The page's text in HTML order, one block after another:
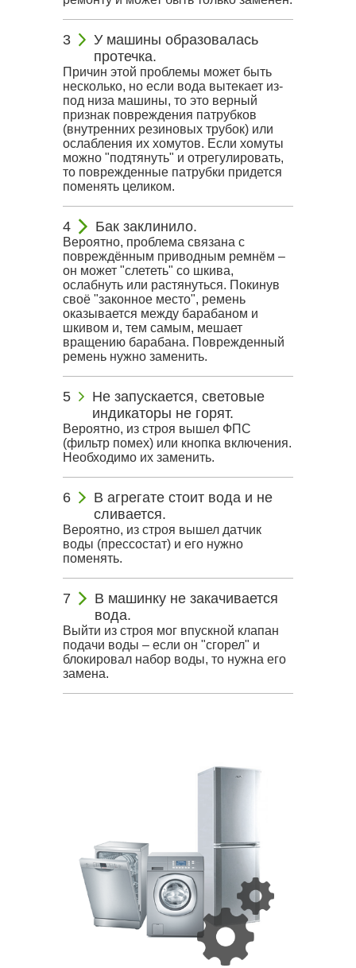
У машины образовалась
протечка.
Причин этой проблемы может быть
несколько, но если вода вытекает из-
под низа машины, то это верный
признак повреждения патрубков
(внутренних резиновых трубок) или
ослабления их хомутов. Если хомуты
можно "подтянуть" и отрегулировать,
то поврежденные патрубки придется
поменять целиком.
Бак заклинило.
Вероятно, проблема связана с
повреждённым приводным ремнём –
он может "слететь" со шкива,
ослабнуть или растянуться. Покинув
своё "законное место", ремень
оказывается между барабаном и
шкивом и, тем самым, мешает
вращению барабана. Поврежденный
ремень нужно заменить.
Не запускается, световые
индикаторы не горят.
Вероятно, из строя вышел ФПС
(фильтр помех) или кнопка включения.
Необходимо их заменить.
В агрегате стоит вода и не
сливается.
Вероятно, из строя вышел датчик
воды (прессостат) и его нужно
поменять.
В машинку не закачивается
вода.
Выйти из строя мог впускной клапан
подачи воды – если он "сгорел" и
блокировал набор воды, то нужна его
замена.